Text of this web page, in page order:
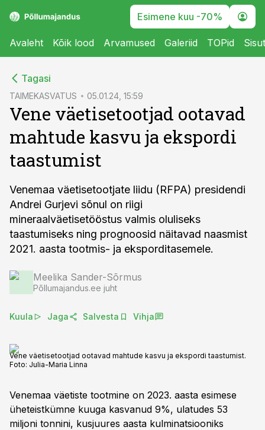
Esimene kuu -70%
Avaleht Kõik lood Arvamused Galeriid TOPid
Tagasi
TAIMEKASVATUS 05.01.24, 15:59
Vene väetisetootjad ootavad
mahtude kasvu ja ekspordi
taastumist
Venemaa väetisetootjate liidu (RFPA) presidendi
Andrei Gurjevi sõnul on riigi
mineraalväetisetööstus valmis oluliseks
taastumiseks ning prognoosid näitavad naasmist
2021. aasta tootmis- ja eksporditasemele.
Meelika Sander-Sõrmus
Põllumajandus.ee juht
Kuula Jaga Salvesta Vihja
Vene väetisetootjad ootavad mahtude kasvu ja ekspordi taastumist.
Foto: Julia-Maria Linna
Venemaa väetiste tootmine on 2023. aasta esimese
üheteistkümne kuuga kasvanud 9%, ulatudes 53
miljoni tonnini, kusjuures aasta kulminatsiooniks